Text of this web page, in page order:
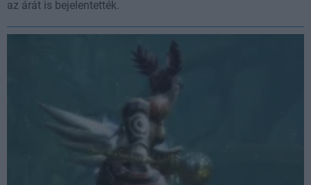
az árát is bejelentették.